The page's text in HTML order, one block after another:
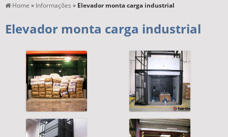
Home » Informações » Elevador monta carga industrial
Elevador monta carga industrial